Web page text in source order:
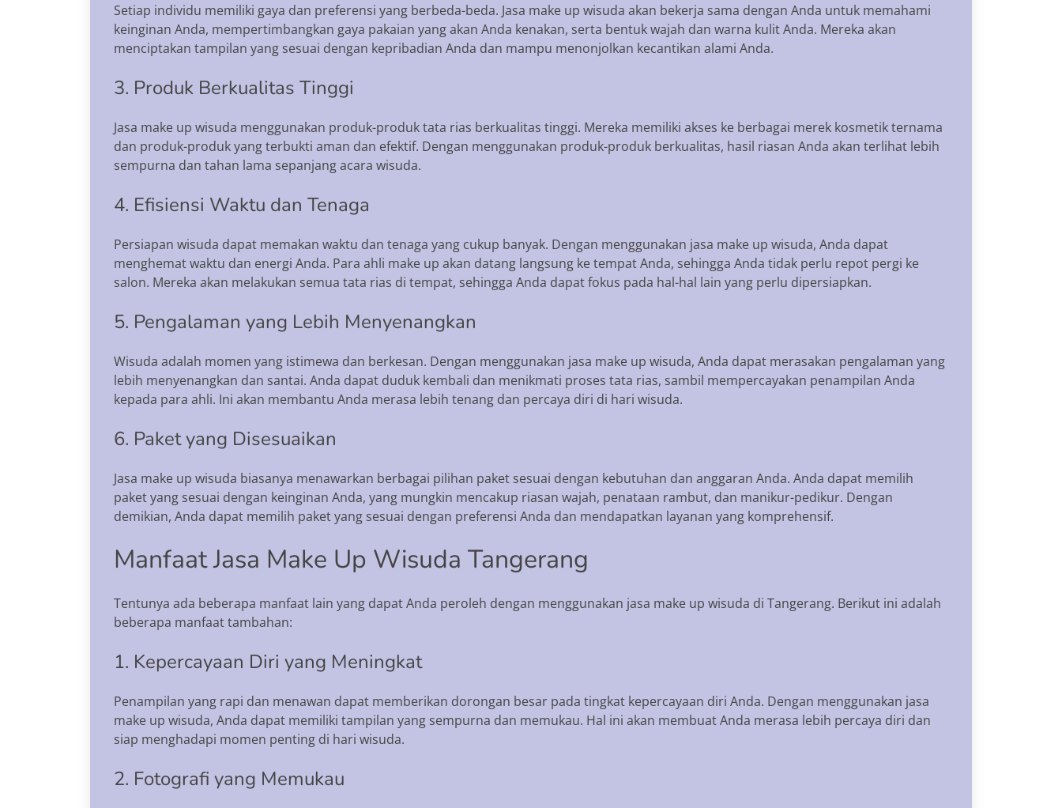
Setiap individu memiliki gaya dan preferensi yang berbeda-beda. Jasa make up wisuda akan bekerja sama dengan Anda untuk memahami
keinginan Anda, mempertimbangkan gaya pakaian yang akan Anda kenakan, serta bentuk wajah dan warna kulit Anda. Mereka akan
menciptakan tampilan yang sesuai dengan kepribadian Anda dan mampu menonjolkan kecantikan alami Anda.
3. Produk Berkualitas Tinggi
Jasa make up wisuda menggunakan produk-produk tata rias berkualitas tinggi. Mereka memiliki akses ke berbagai merek kosmetik ternama
dan produk-produk yang terbukti aman dan efektif. Dengan menggunakan produk-produk berkualitas, hasil riasan Anda akan terlihat lebih
sempurna dan tahan lama sepanjang acara wisuda.
4. Efisiensi Waktu dan Tenaga
Persiapan wisuda dapat memakan waktu dan tenaga yang cukup banyak. Dengan menggunakan jasa make up wisuda, Anda dapat
menghemat waktu dan energi Anda. Para ahli make up akan datang langsung ke tempat Anda, sehingga Anda tidak perlu repot pergi ke
salon. Mereka akan melakukan semua tata rias di tempat, sehingga Anda dapat fokus pada hal-hal lain yang perlu dipersiapkan.
5. Pengalaman yang Lebih Menyenangkan
Wisuda adalah momen yang istimewa dan berkesan. Dengan menggunakan jasa make up wisuda, Anda dapat merasakan pengalaman yang
lebih menyenangkan dan santai. Anda dapat duduk kembali dan menikmati proses tata rias, sambil mempercayakan penampilan Anda
kepada para ahli. Ini akan membantu Anda merasa lebih tenang dan percaya diri di hari wisuda.
6. Paket yang Disesuaikan
Jasa make up wisuda biasanya menawarkan berbagai pilihan paket sesuai dengan kebutuhan dan anggaran Anda. Anda dapat memilih
paket yang sesuai dengan keinginan Anda, yang mungkin mencakup riasan wajah, penataan rambut, dan manikur-pedikur. Dengan
demikian, Anda dapat memilih paket yang sesuai dengan preferensi Anda dan mendapatkan layanan yang komprehensif.
Manfaat Jasa Make Up Wisuda Tangerang
Tentunya ada beberapa manfaat lain yang dapat Anda peroleh dengan menggunakan jasa make up wisuda di Tangerang. Berikut ini adalah
beberapa manfaat tambahan:
1. Kepercayaan Diri yang Meningkat
Penampilan yang rapi dan menawan dapat memberikan dorongan besar pada tingkat kepercayaan diri Anda. Dengan menggunakan jasa
make up wisuda, Anda dapat memiliki tampilan yang sempurna dan memukau. Hal ini akan membuat Anda merasa lebih percaya diri dan
siap menghadapi momen penting di hari wisuda.
2. Fotografi yang Memukau